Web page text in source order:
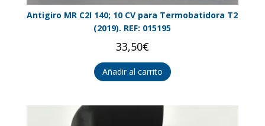
Antigiro MR C2I 140; 10 CV para Termobatidora T2
(2019). REF: 015195
33,50€
Añadir al carrito